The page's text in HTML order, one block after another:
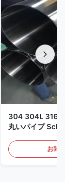
304 304L 316
丸いパイプ Sch
お問